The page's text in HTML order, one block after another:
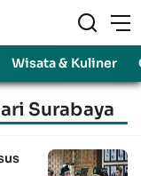
Wisata & Kuliner
Surabaya